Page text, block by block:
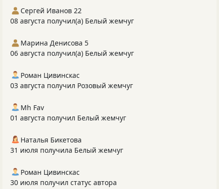
Сергей Иванов 22
08 августа получил(а) Белый жемчуг
Марина Денисова 5
06 августа получил(а) Белый жемчуг
Роман Цивинскас
03 августа получил Розовый жемчуг
Mh Fav
01 августа получил Белый жемчуг
Наталья Бикетова
31 июля получила Белый жемчуг
Роман Цивинскас
30 июля получил статус автора